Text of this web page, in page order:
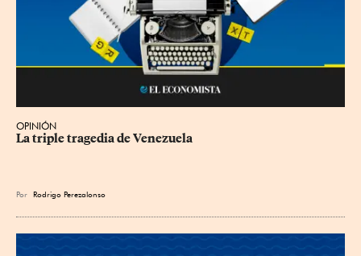
OPINIÓN
La triple tragedia de Venezuela
Por Rodrigo Perezalonso